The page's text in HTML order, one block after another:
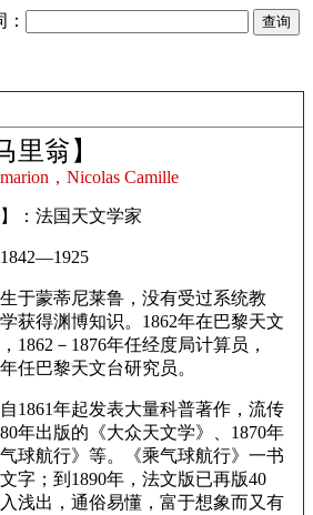
里翁】
，Nicolas Camille
】：法国天文学家
生于蒙蒂尼莱鲁，没有受过系统教
获得渊博知识。1862年在巴黎天文
1862－1876年任经度局计算员，
任巴黎天文台研究员。
1861年起发表大量科普著作，流传
年出版的《大众天文学》、1870年
球航行》等。《乘气球航行》一书
字；到1890年，法文版已再版40
浅出，通俗易懂，富于想象而又有